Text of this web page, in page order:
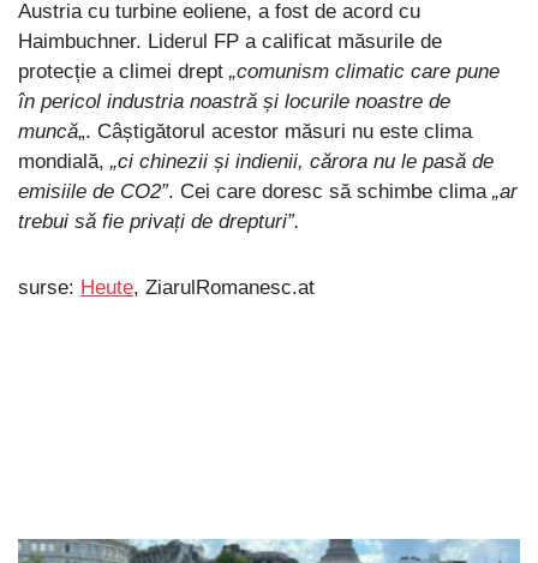
Austria cu turbine eoliene, a fost de acord cu
Haimbuchner. Liderul FP a calificat măsurile de
protecție a climei drept „comunism climatic care pune
în pericol industria noastră și locurile noastre de
muncă„. Câștigătorul acestor măsuri nu este clima
mondială, „ci chinezii și indienii, cărora nu le pasă de
emisiile de CO2”. Cei care doresc să schimbe clima „ar
trebui să fie privați de drepturi”.
surse: Heute, ZiarulRomanesc.at